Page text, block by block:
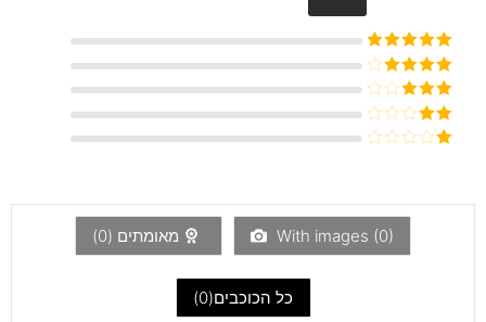
דורג5מתוך
5
דורג4
מתוך 5
דורג3
מתוך 5
דורג
5
With images (0) מאומתים (0
)
כל הכוכבים(0
)